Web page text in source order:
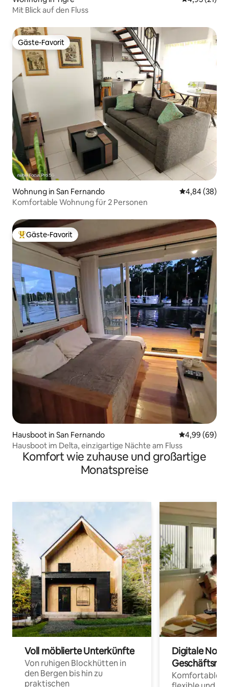
Mit Blick auf den Fluss
Gäste-Favorit
Gäste-Favorit
Wohnung in San Fernando
4,84 (38)
Komfortable Wohnung für 2 Personen
Beliebter Gäste-Favorit.
Gäste-Favorit
Hausboot in San Fernando
4,99 (69)
Hausboot im Delta, einzigartige Nächte am Fluss
Komfort wie zuhause und großartige
Monatspreise
Voll möblierte Unterkünfte
Von ruhigen Blockhütten in
den Bergen bis hin zu
praktischen
Digitale
Komfortable